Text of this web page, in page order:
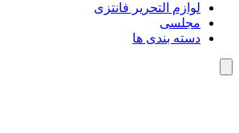
لوازم التحریر فانتزی
مجلسی
دسته بندی ها